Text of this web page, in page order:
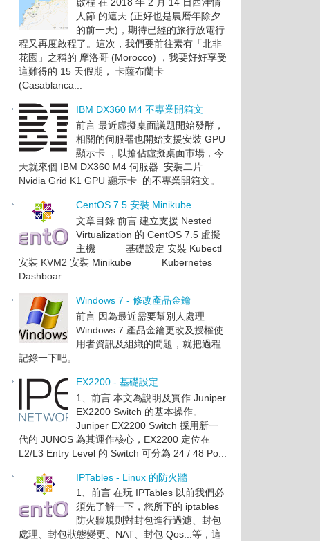
啟程 在 2018 年 2 月 14 日西洋情
人節 的這天 (正好也是農曆年除夕
的前一天)，期待已經的旅行放電行
程又再度啟程了。這次，我們要前往素有「北非
花園」之稱的 摩洛哥 (Morocco) ，我要好好享受
這難得的 15 天假期， 卡薩布蘭卡
(Casablanca...
IBM DX360 M4 不專業開箱文
前言 最近虛擬桌面議題開始發酵，
相關的伺服器也開始支援安裝 GPU
顯示卡 ，以搶佔虛擬桌面市場，今
天就來個 IBM DX360 M4 伺服器 安裝二片
Nvidia Grid K1 GPU 顯示卡 的不專業開箱文。
CentOS 7.5 安裝 Minikube
文章目錄 前言 建立支援 Nested
Virtualization 的 CentOS 7.5 虛擬
主機 基礎設定 安裝 Kubectl
安裝 KVM2 安裝 Minikube Kubernetes
Dashboar...
Windows 7 - 修改產品金鑰
前言 因為最近需要幫別人處理
Windows 7 產品金鑰更改及授權使
用者資訊及組織的問題，就把過程
記錄一下吧。
EX2200 - 基礎設定
1、前言 本文為說明及實作 Juniper
EX2200 Switch 的基本操作。
Juniper EX2200 Switch 採用新一
代的 JUNOS 為其運作核心，EX2200 定位在
L2/L3 Entry Level 的 Switch 可分為 24 / 48 Po...
IPTables - Linux 的防火牆
1、前言 在玩 IPTables 以前我們必
須先了解一下，您所下的 iptables
防火牆規則對封包進行過濾、封包
處理、封包狀態變更、NAT、封包 Qos...等，這